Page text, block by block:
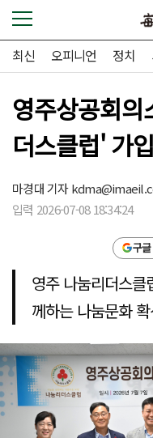
최신 오피니언 정치
영주상공회
더스클럽' 가입
마경대 기자
입력 2026-07-08 18:34:24
구
영주 나눔리더스
께하는 나눔문화